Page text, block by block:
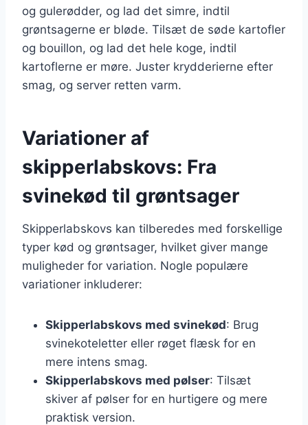
og gulerødder, og lad det simre, indtil
grøntsagerne er bløde. Tilsæt de søde kartofler
og bouillon, og lad det hele koge, indtil
kartoflerne er møre. Juster krydderierne efter
smag, og server retten varm.
Variationer af
skipperlabskovs: Fra
svinekød til grøntsager
Skipperlabskovs kan tilberedes med forskellige
typer kød og grøntsager, hvilket giver mange
muligheder for variation. Nogle populære
variationer inkluderer:
Skipperlabskovs med svinekød: Brug
svinekoteletter eller røget flæsk for en
mere intens smag.
Skipperlabskovs med pølser: Tilsæt
skiver af pølser for en hurtigere og mere
praktisk version.